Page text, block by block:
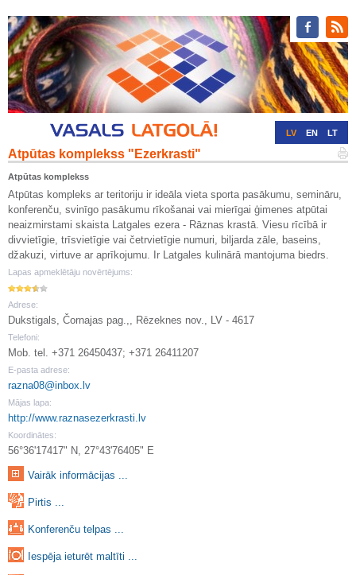
LV EN LT
Atpūtas komplekss "Ezerkrasti"
Atpūtas komplekss
Atpūtas kompleks ar teritoriju ir ideāla vieta sporta pasākumu, semināru,
konferenču, svinīgo pasākumu rīkošanai vai mierīgai ģimenes atpūtai
neaizmirstami skaista Latgales ezera - Rāznas krastā. Viesu rīcībā ir
divvietīgie, trīsvietīgie vai četrvietīgie numuri, biljarda zāle, baseins,
džakuzi, virtuve ar aprīkojumu. Ir Latgales kulinārā mantojuma biedrs.
Lapas apmeklētāju novērtējums:
Adrese:
Dukstigals, Čornajas pag.,, Rēzeknes nov., LV - 4617
Telefoni:
Mob. tel. +371 26450437; +371 26411207
E-pasta adrese:
razna08@inbox.lv
Mājas lapa:
http://www.raznasezerkrasti.lv
Koordinātes:
56°36'17417" N, 27°43'76405" E
Vairāk informācijas ...
Pirtis ...
Konferenču telpas ...
Iespēja ieturēt maltīti ...